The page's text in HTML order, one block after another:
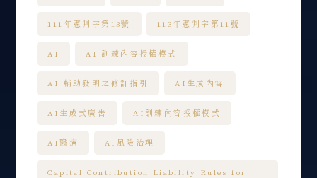
111年憲判字第13號 113年憲判字第11號
AI AI 訓練內容授權模式
AI 輔助發明之修訂指引 AI生成內容
AI生成式廣告 AI訓練內容授權模式
AI醫療 AI風險治理
Capital Contribution Liability Rules for